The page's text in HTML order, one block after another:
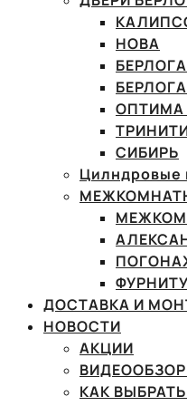
НОВА
БЕРЛОГА
ОПТИМА
СИБИРЬ
Цилндровые
ДОСТАВКА И
НОВОСТИ
АКЦИИ
КАК